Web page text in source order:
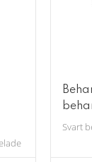
ben. Till fotvård,
Svart